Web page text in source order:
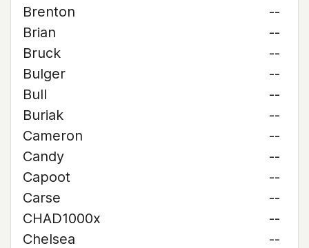
Brenton
--
Brian
--
Bruck
--
Bulger
--
Bull
--
Buriak
--
Cameron
--
Candy
--
Capoot
--
Carse
--
CHAD1000x
--
Chelsea
--